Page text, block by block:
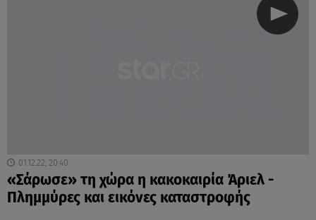
01.12.22, 20:40
«Σάρωσε» τη χώρα η κακοκαιρία Άριελ -
Πλημμύρες και εικόνες καταστροφής